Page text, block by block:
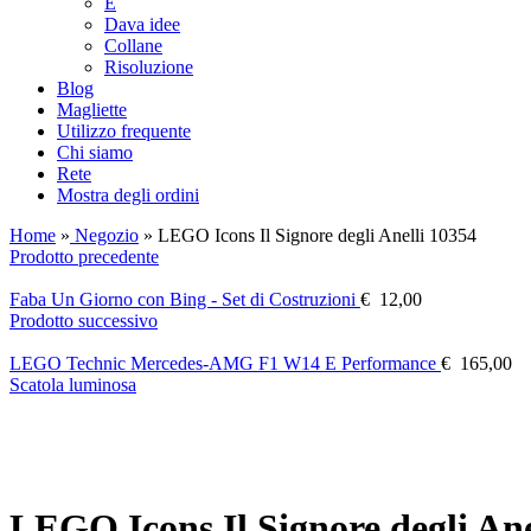
Dava idee
Collane
Risoluzione
Blog
Magliette
Utilizzo frequente
Chi siamo
Rete
Mostra degli ordini
Home » Negozio » LEGO Icons Il Signore degli Anelli 10354
Prodotto precedente
Faba Un Giorno con Bing - Set di Costruzioni € 12,00
Prodotto successivo
LEGO Technic Mercedes-AMG F1 W14 E Performance € 165,00
Scatola luminosa